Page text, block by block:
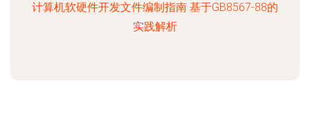
计算机软硬件开发文件编制指南 基于GB8567-88的
实践解析